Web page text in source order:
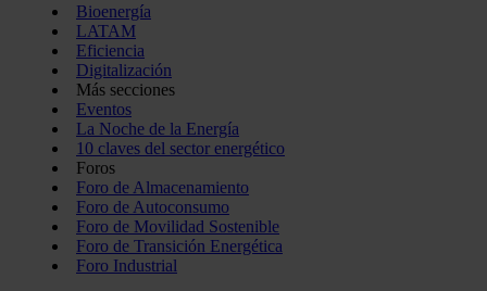
Bioenergía
LATAM
Eficiencia
Digitalización
Más secciones
Eventos
La Noche de la Energía
10 claves del sector energético
Foros
Foro de Almacenamiento
Foro de Autoconsumo
Foro de Movilidad Sostenible
Foro de Transición Energética
Foro Industrial